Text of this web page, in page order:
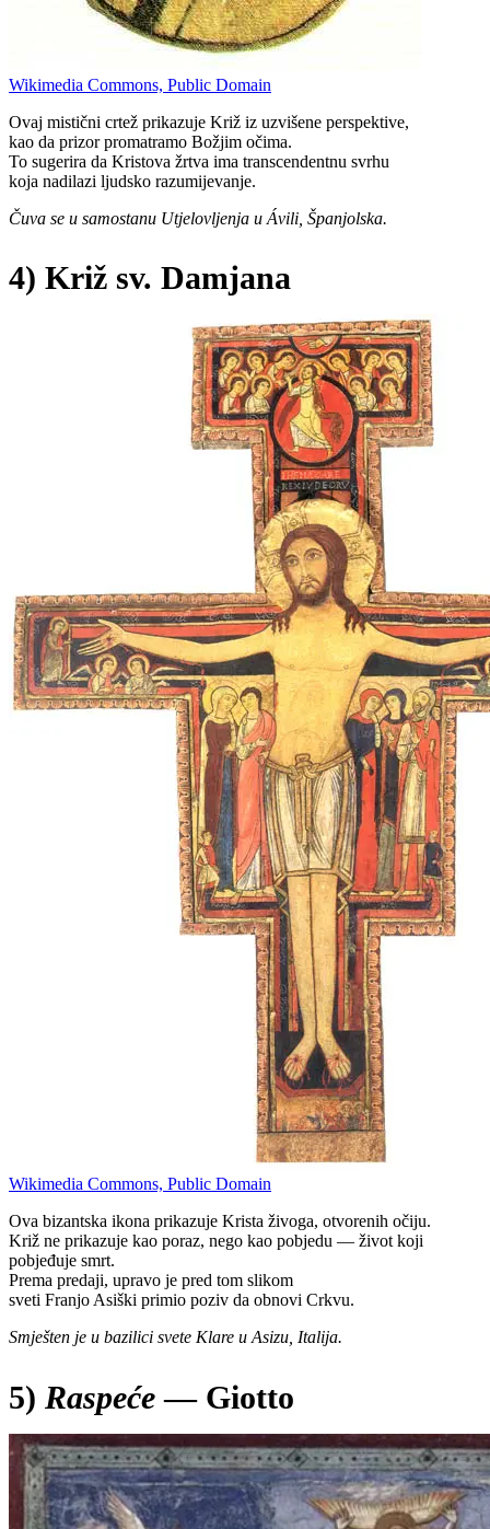
Wikimedia Commons, Public Domain
Ovaj mistični crtež prikazuje Križ iz uzvišene perspektive,
kao da prizor promatramo Božjim očima.
To sugerira da Kristova žrtva ima transcendentnu svrhu
koja nadilazi ljudsko razumijevanje.
Čuva se u samostanu Utjelovljenja u Ávili, Španjolska.
4) Križ sv. Damjana
Wikimedia Commons, Public Domain
Ova bizantska ikona prikazuje Krista živoga, otvorenih očiju.
Križ ne prikazuje kao poraz, nego kao pobjedu — život koji
pobjeđuje smrt.
Prema predaji, upravo je pred tom slikom
sveti Franjo Asiški primio poziv da obnovi Crkvu.
Smješten je u bazilici svete Klare u Asizu, Italija.
5) Raspeće — Giotto